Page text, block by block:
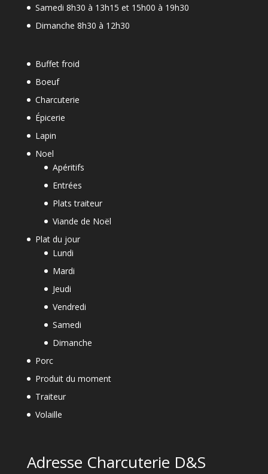
Samedi 8h30 à 13h15 et 15h00 à 19h30
Dimanche 8h30 à 12h30
Buffet froid
Boeuf
Charcuterie
Épicerie
Lapin
Noel
Apéritifs
Entrées
Plats traiteur
Viande de Noël
Plat du jour
Lundi
Mardi
Jeudi
Vendredi
Samedi
Dimanche
Porc
Produit du moment
Traiteur
Volaille
Adresse Charcuterie D&S